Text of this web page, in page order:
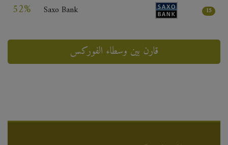
52% Saxo Bank 15
قارن بين وسطاء الفوركس